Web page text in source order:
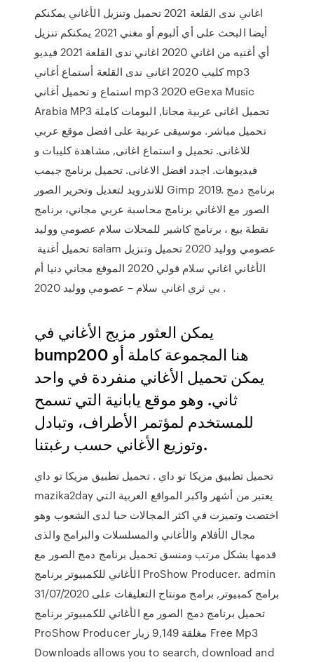
اغاني ندى القلعة 2021 تحميل وتنزيل الأغاني يمكنكم
أيضا البحث على أي ألبوم أو مغني 2021 يمكنكم تنزيل
أي أغنيه من اغاني 2020 اغاني ندى القلعة 2021 فيديو
كليب 2020 اغاني ندى القلعة أستماع أغاني mp3
استماع و تحميل أغاني mp3 2020 eGexa Music
Arabia MP3 تحميل اغانى عربية مجانا, البومات كاملة
تحميل مباشر. موسيقى عربية على افضل موقع عربي
للاغانى. تحميل و استماع اغانى, مشاهدة كليبات و
فيديوهات. اجدد افضل الاغانى. تحميل برنامج جيمب
للاندرويد لتعديل وتحرير الصور Gimp 2019. برنامج دمج
الصور مع الاغاني برنامج محاسبة عربي مجاني، برنامج
نقطة بيع ، برنامج كاشير للمحلات سلام عصومي ووليد
تحميل أغنية ‏ salam عصومي ووليد 2020 تحميل وتنزيل
الأغاني اغاني سلام قولي 2020 الموقع مجاني دنيا أم
بي ثري اغاني سلام – عصومي ووليد 2020 .
يمكن العثور مزيج الأغاني في
bump200 هنا المجموعة كاملة أو
يمكن تحميل الأغاني منفردة في واحد
ثاني. وهو موقع يابانية التي تسمح
للمستخدم لمؤتمر الأطراف، وتبادل
وتوزيع الأغاني حسب رغبتنا.
تحميل تطبيق مزيكا تو داي . تحميل تطبيق مزيكا تو داي
mazika2day يعتبر من أشهر واكبر المواقع العربية التي
اختصت وتميزت في اكثر المجالات حبا لدى الشعوب وهو
مجال الأفلام والأغاني والمسلسلات والبرامج والذى
قدمها بشكل مرتب ومنسق تحميل برنامج دمج الصور مع
الأغاني للكمبيوتر برنامج ProShow Producer. admin
31/07/2020 برامج كمبيوتر, برامج مونتاج التعليقات على
تحميل برنامج دمج الصور مع الأغاني للكمبيوتر برنامج
ProShow Producer مغلقة 9,149 زيار Free Mp3
Downloads allows you to search, download and